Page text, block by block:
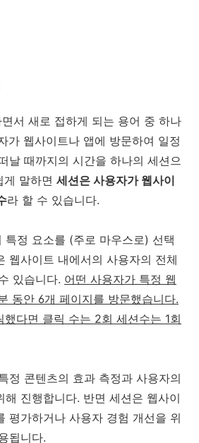
서 새로 접하게 되는 용어 중 하나
가 웹사이트나 앱에 방문하여 일정
날 때까지의 시간을 하나의 세션으
게 말하면 세션은 사용자가 웹사이
라 할 수 있습니다.
특정 요소를 (주로 마우스로) 선택
웹사이트 내에서의 사용자의 전체
있습니다. 어떤 사용자가 특정 웹
동안 6개 페이지를 방문했습니다.
다면 클릭 수는 2회 세션수는 1회
정 콘텐츠의 효과 측정과 사용자의
해 진행합니다. 반면 세션은 웹사이
평가하거나 사용자 경험 개선을 위
됩니다.